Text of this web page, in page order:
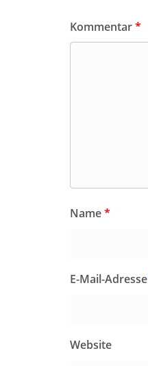
Kommentar*
Name*
E-Mail-Adresse
Website